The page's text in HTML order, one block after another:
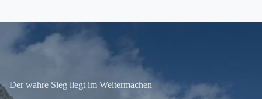
Der wahre Sieg liegt im Weitermachen